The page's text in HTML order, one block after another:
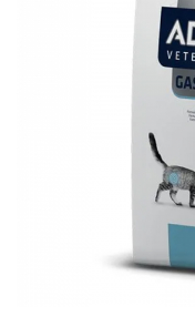
Cosmetica & produse
Covorase & Scutece
Hrana umeda pisici
Asternut igienic